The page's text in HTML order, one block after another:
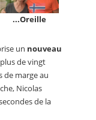
...Oreille
un nouveau
de vingt
de marge au
Nicolas
de la